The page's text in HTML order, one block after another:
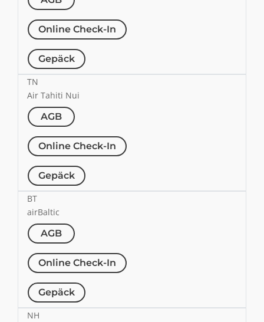
Online Check-In
Gepäck
TN
Air Tahiti Nui
AGB
Online Check-In
Gepäck
BT
airBaltic
AGB
Online Check-In
Gepäck
NH